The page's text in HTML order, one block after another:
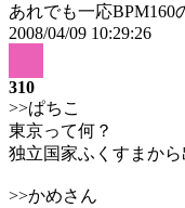
あれでも一応BPM160
2008/04/09 10:29:26
310
>>ぱちこ
東京って何？
独立国家ふくすまか
>>かめさん